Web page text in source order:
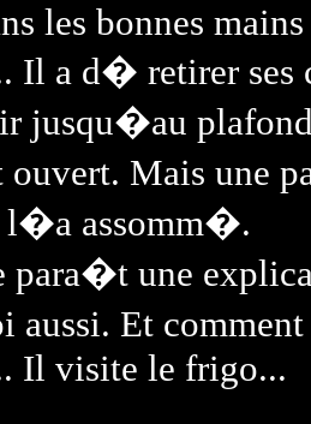
les bonnes mains
Il a d� retirer ses
jusqu�au
Mais une
assomm�.
para�t une
aussi. Et
Il visite le frigo...